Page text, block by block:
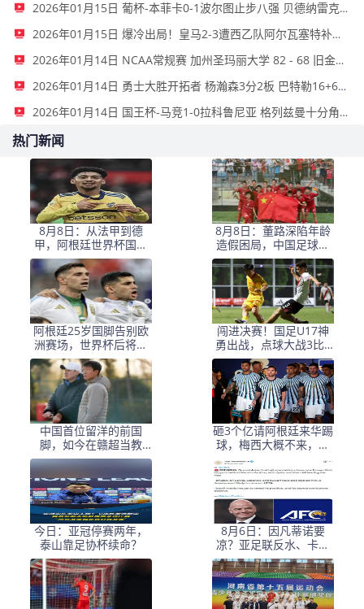
2026年01月15日 葡杯-本菲卡0-1波尔图止步八强 贝德纳雷克制胜帕夫利季斯失良机
2026年01月15日 爆冷出局！皇马2-3遭西乙队阿尔瓦塞特补时绝杀 无缘国王杯8强
2026年01月14日 NCAA常规赛 加州圣玛丽大学 82 - 68 旧金山大学 全场集锦
2026年01月14日 勇士大胜开拓者 杨瀚森3分2板 巴特勒16+6+5 库里9中2送11助
2026年01月14日 国王杯-马竞1-0拉科鲁尼亚 格列兹曼十分角任意球破门+远射中横梁
热门新闻
8月8日：从法甲到德
甲，阿根廷世界杯国脚
梅迪纳2500万欧转会勒
沃库森
8月8日：董路深陷年龄
造假困局，中国足球小
将信任危机何解？
阿根廷25岁国脚告别欧
洲赛场，世界杯后将重
返阿超！
闯进决赛！国足U17神
勇出战，点球大战3比1
淘汰河床，豪取四战不
败！
中国首位留洋的前国
脚，如今在赣超当教
练，1.9米儿子也选足球
砸3个亿请阿根廷来华踢
球，梅西大概不来，却
要国足上去当陪练？
今日：亚冠停赛两年，
泰山靠足协杯续命？
8月6日：因凡蒂诺要
凉？亚足联反水、卡塔
尔挺他，世界杯权力游
戏比决赛点球还刺激！